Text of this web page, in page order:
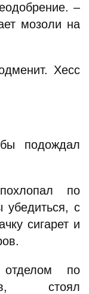
–
мозоли на
Хесс
подождал
по
убедиться, с
сигарет и
по
стоял